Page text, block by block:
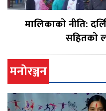
मालिकाको नीति:
सहितको
मनोरञ्जन